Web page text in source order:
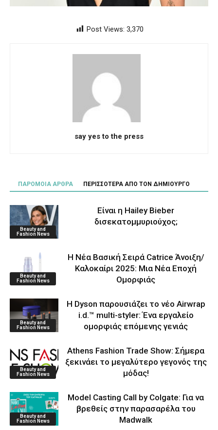
Post Views: 3,370
say yes to the press
ΠΑΡΟΜΟΙΑ ΑΡΘΡΑ ΠΕΡΙΣΣΟΤΕΡΑ ΑΠΟ ΤΟΝ ΔΗΜΙΟΥΡΓΟ
Beauty and
Fashion News
Είναι η Hailey Bieber
δισεκατομμυριούχος;
Beauty and
Fashion News
Η Νέα Βασική Σειρά Catrice Άνοιξη/
Καλοκαίρι 2025: Μια Νέα Εποχή
Ομορφιάς
Beauty and
Fashion News
Η Dyson παρουσιάζει το νέο Airwrap
i.d.™ multi-styler: Ένα εργαλείο
ομορφιάς επόμενης γενιάς
Beauty and
Fashion News
Athens Fashion Trade Show: Σήμερα
ξεκινάει το μεγαλύτερο γεγονός της
μόδας!
Beauty and
Fashion News
Model Casting Call by Colgate: Για να
βρεθείς στην παρασαρέλα του
Μadwalk